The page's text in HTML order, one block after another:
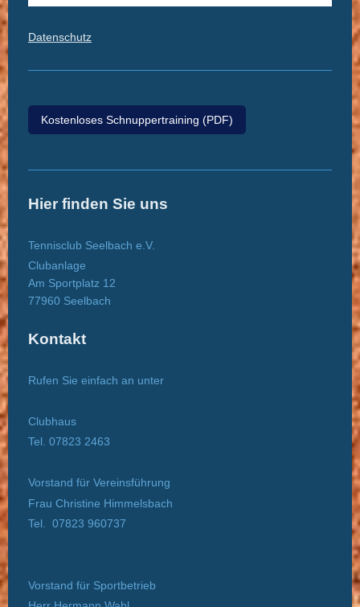
Datenschutz
Kostenloses Schnuppertraining (PDF)
Hier finden Sie uns
Tennisclub Seelbach e.V.
Clubanlage
Am Sportplatz 12
77960 Seelbach
Kontakt
Rufen Sie einfach an unter
Clubhaus
Tel. 07823 2463
Vorstand für Vereinsführung
Frau Christine Himmelsbach
Tel. 07823 960737
Vorstand für Sportbetrieb